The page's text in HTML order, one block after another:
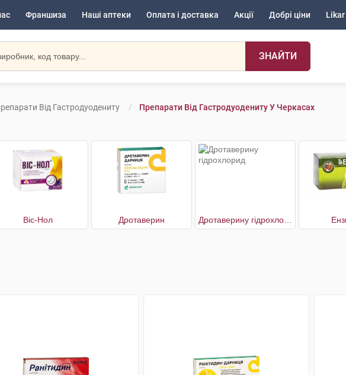
Франшиза Наші аптеки Оплата і доставка Акції Добрі ціни
ЗНАЙТИ
Від Гастродуодениту Препарати Від Гастродуодениту У Черкасах
Віс-Нол Дротаверин